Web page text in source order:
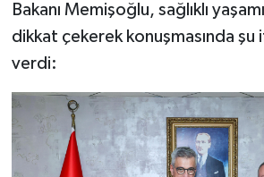
Bakanı Memişoğlu, sağlıklı
dikkat çekerek konuşmasında
verdi: